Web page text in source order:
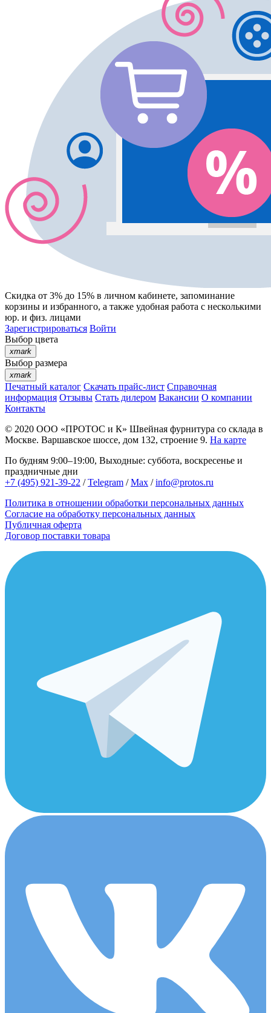
Скидка от 3% до 15% в личном кабинете, запоминание
корзины и избранного, а также удобная работа с несколькими
юр. и физ. лицами
Зарегистрироваться Войти
Выбор цвета
xmark
Выбор размера
xmark
Печатный каталог Скачать прайс-лист Справочная
информация Отзывы Стать дилером Вакансии О компании
Контакты
© 2020 ООО «ПРОТОС и К» Швейная фурнитура со склада в
Москве. Варшавское шоссе, дом 132, строение 9. На карте
По будням 9:00–19:00, Выходные: суббота, воскресенье и
праздничные дни
+7 (495) 921-39-22 /Telegram /Max /info@protos.ru
Политика в отношении обработки персональных данных
Согласие на обработку персональных данных
Публичная оферта
Договор поставки товара